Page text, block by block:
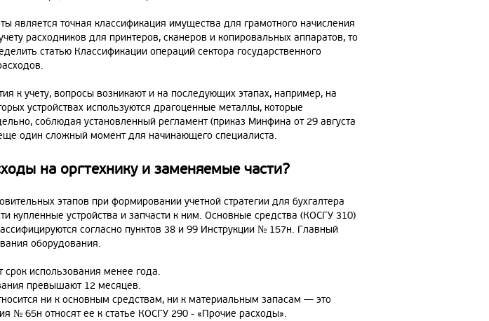
является точная классификация имущества для грамотного начисления
расходников для принтеров, сканеров и копировальных аппаратов, то
статью Классификации операций сектора государственного
к учету, вопросы возникают и на последующих этапах, например, на
устройствах используются драгоценные металлы, которые
соблюдая установленный регламент (приказ Минфина от 29 августа
один сложный момент для начинающего специалиста.
на оргтехнику и заменяемые части?
этапов при формировании учетной стратегии для бухгалтера
купленные устройства и запчасти к ним. Основные средства (КОСГУ 310)
согласно пунктов 38 и 99 Инструкции № 157н. Главный
оборудования.
использования менее года.
превышают 12 месяцев.
ни к основным средствам, ни к материальным запасам — это
№ 65н относят ее к статье КОСГУ 290 - «Прочие расходы».